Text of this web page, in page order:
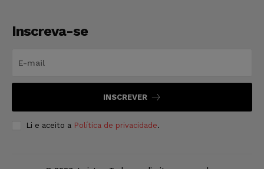
Inscreva-se
INSCREVER
Li e aceito a Política de privacidade.